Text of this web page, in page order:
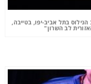
בתל אביב-יפו, בטייבה,
לב השרון"